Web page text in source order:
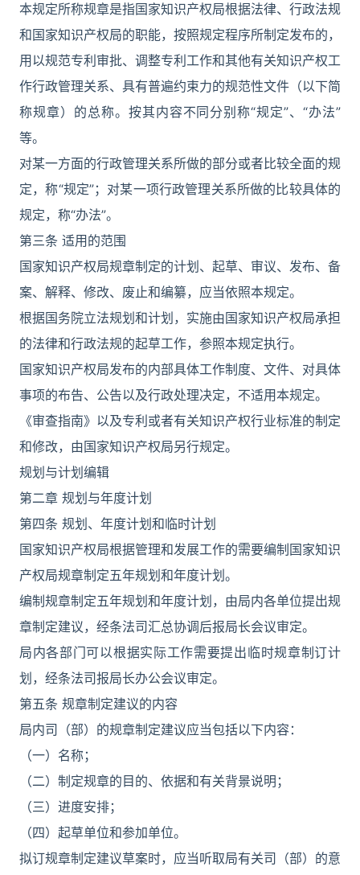
本规定所称规章是指国家知识产权局根据法律、行政法规
和国家知识产权局的职能，按照规定程序所制定发布的，
用以规范专利审批、调整专利工作和其他有关知识产权工
作行政管理关系、具有普遍约束力的规范性文件（以下简
称规章）的总称。按其内容不同分别称“规定”、“办法”
等。
对某一方面的行政管理关系所做的部分或者比较全面的规
定，称“规定”；对某一项行政管理关系所做的比较具体的
规定，称“办法”。
第三条 适用的范围
国家知识产权局规章制定的计划、起草、审议、发布、备
案、解释、修改、废止和编纂，应当依照本规定。
根据国务院立法规划和计划，实施由国家知识产权局承担
的法律和行政法规的起草工作，参照本规定执行。
国家知识产权局发布的内部具体工作制度、文件、对具体
事项的布告、公告以及行政处理决定，不适用本规定。
《审查指南》以及专利或者有关知识产权行业标准的制定
和修改，由国家知识产权局另行规定。
规划与计划编辑
第二章 规划与年度计划
第四条 规划、年度计划和临时计划
国家知识产权局根据管理和发展工作的需要编制国家知识
产权局规章制定五年规划和年度计划。
编制规章制定五年规划和年度计划，由局内各单位提出规
章制定建议，经条法司汇总协调后报局长会议审定。
局内各部门可以根据实际工作需要提出临时规章制订计
划，经条法司报局长办公会议审定。
第五条 规章制定建议的内容
局内司（部）的规章制定建议应当包括以下内容：
（一）名称；
（二）制定规章的目的、依据和有关背景说明；
（三）进度安排；
（四）起草单位和参加单位。
拟订规章制定建议草案时，应当听取局有关司（部）的意